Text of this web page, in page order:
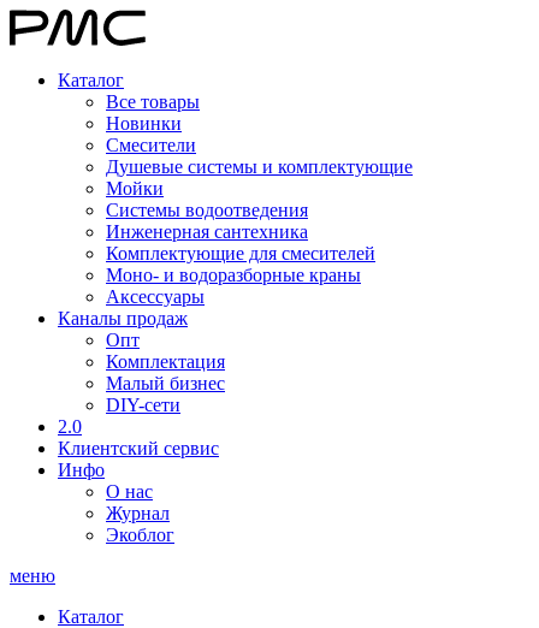
Каталог
Все товары
Новинки
Смесители
Душевые системы и комплектующие
Мойки
Системы водоотведения
Инженерная сантехника
Комплектующие для смесителей
Моно- и водоразборные краны
Аксессуары
Каналы продаж
Опт
Комплектация
Малый бизнес
DIY-сети
2.0
Клиентский сервис
Инфо
О нас
Журнал
Экоблог
меню
Каталог